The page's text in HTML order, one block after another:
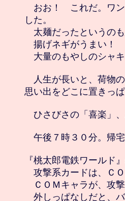
おお！　これだ。ワ
した。
太麺だったというのも
揚げネギがうまい！
大量のもやしのシャキ
人生が長いと、荷物
思い出をどこに置きっ
ひさびさの「喜楽」、
午後７時３０分。帰宅
『桃太郎電鉄ワールド
攻撃系カードは、Ｃ
ＣＯＭキャラが、攻
外しっぱなしだと、バ